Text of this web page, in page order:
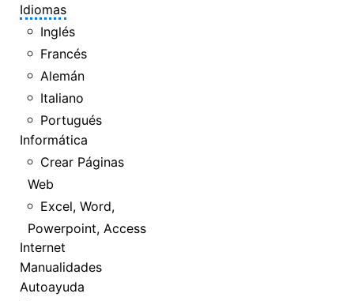
Idiomas
Inglés
Francés
Alemán
Italiano
Portugués
Informática
Crear Páginas
Web
Excel, Word,
Powerpoint, Access
Internet
Manualidades
Autoayuda